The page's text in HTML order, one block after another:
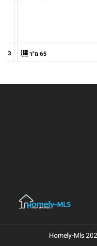
65 מ"ר 3